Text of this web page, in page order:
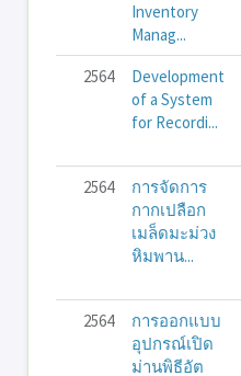
Inventory
Manag...
2564
Development
of a System
for Recordi...
2564
การจัดการ
กากเปลือก
เมล็ดมะม่วง
หิมพาน...
2564
การออกแบบ
อุปกรณ์เปิด
ม่านพิธีอัต